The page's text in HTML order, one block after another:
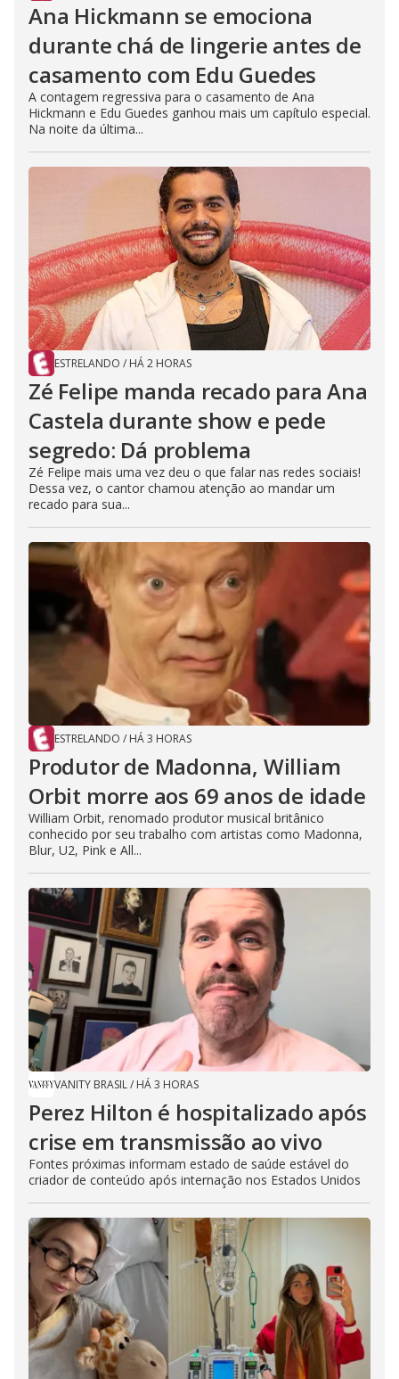
Ana Hickmann se emociona
durante chá de lingerie antes de
casamento com Edu Guedes
A contagem regressiva para o casamento de Ana
Hickmann e Edu Guedes ganhou mais um capítulo especial.
Na noite da última...
ESTRELANDO / HÁ 2 HORAS
Zé Felipe manda recado para Ana
Castela durante show e pede
segredo: Dá problema
Zé Felipe mais uma vez deu o que falar nas redes sociais!
Dessa vez, o cantor chamou atenção ao mandar um
recado para sua...
ESTRELANDO / HÁ 3 HORAS
Produtor de Madonna, William
Orbit morre aos 69 anos de idade
William Orbit, renomado produtor musical britânico
conhecido por seu trabalho com artistas como Madonna,
Blur, U2, Pink e All...
VANITY BRASIL/ HÁ 3 HORAS
Perez Hilton é hospitalizado após
crise em transmissão ao vivo
Fontes próximas informam estado de saúde estável do
criador de conteúdo após internação nos Estados Unidos